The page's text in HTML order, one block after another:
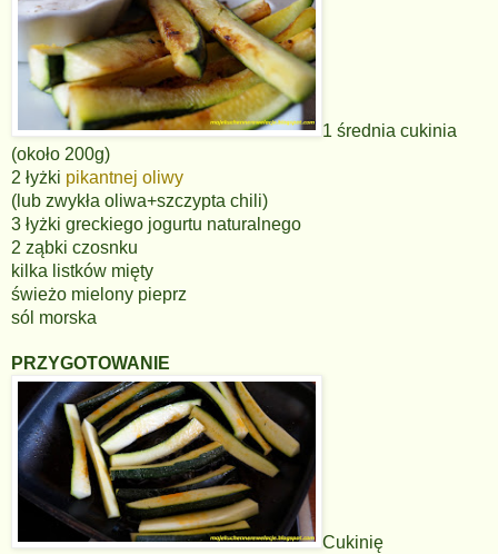
1 średnia cukinia
(około 200g)
2 łyżki pikantnej oliwy
(lub zwykła oliwa+szczypta chili)
3 łyżki greckiego jogurtu naturalnego
2 ząbki czosnku
kilka listków mięty
świeżo mielony pieprz
sól morska
PRZYGOTOWANIE
Cukinię